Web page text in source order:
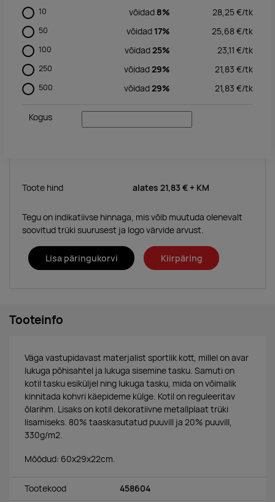
10 võidad 8% 28,25€/tk
50 võidad 17% 25,68€/tk
100 võidad25% 23,11 €/tk
250 võidad29% 21,83 €/tk
500 võidad29% 21,83 €/tk
Kogus
Toote hind alates 21,83 € + KM
Tegu on indikatiivse hinnaga, mis võib muutuda olenevalt
soovitud trüki suurusest ja logo värvide arvust.
Lisa päringukorvi Kiirpäring
Tooteinfo
Väga vastupidavast materjalist sportlik kott, millel on avar
lukuga põhisahtel ja lukuga sisemine tasku. Samuti on
kotil tasku esiküljel ning lukuga tasku, mida on võimalik
kinnitada kohvri käepideme külge. Kotil on reguleeritav
õlarihm. Lisaks on kotil dekoratiivne metallplaat trüki
lisamiseks. 80% taaskasutatud puuvill ja 20% puuvill,
330g/m2.
Mõõdud: 60x29x22cm.
Tootekood 458604